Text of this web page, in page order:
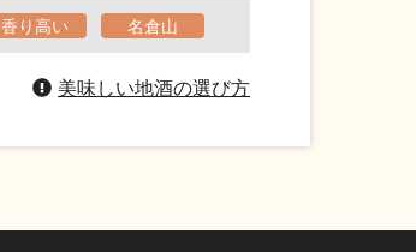
香り高い 名倉山
美味しい地酒の選び方